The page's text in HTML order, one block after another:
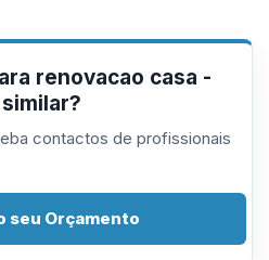
renovacao casa -
contactos de profissionais
seu Orçamento